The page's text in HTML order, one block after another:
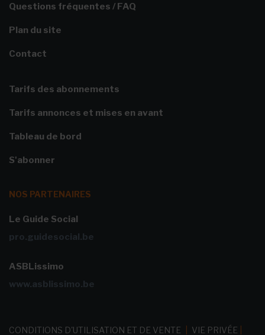
Questions fréquentes / FAQ
Plan du site
Contact
Tarifs des abonnements
Tarifs annonces et mises en avant
Tableau de bord
S'abonner
NOS PARTENAIRES
Le Guide Social
pro.guidesocial.be
ASBLissimo
www.asblissimo.be
CONDITIONS D'UTILISATION ET DE VENTE VIE PRIVÉE